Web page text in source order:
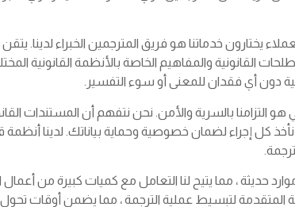
يختارون خدماتنا هو فريق المترجمين الخبراء لدينا.
القانونية والمفاهيم الخاصة بالأنظمة القانونية
دون أي فقدان للمعنى أو سوء التفسير.
هو التزامنا بالسرية والأمن. نحن نتفهم أن المستندات
كل إجراء لضمان خصوصية وحماية بياناتك. لدينا أنظمة
حديثة ، مما يتيح لنا التعامل مع كميات كبيرة من أعمال
المتقدمة لتبسيط عملية الترجمة ، مما يضمن أوقات